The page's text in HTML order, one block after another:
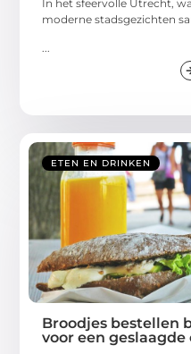
In het sfeervolle Utrecht,
moderne stadsgezichten
...
ETEN EN DRINKEN
Broodjes bestellen
voor een geslaagde